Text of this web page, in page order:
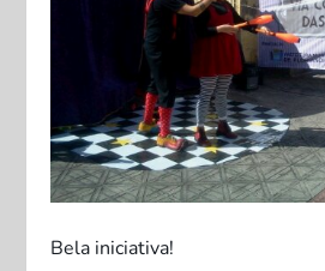
Bela iniciativa!